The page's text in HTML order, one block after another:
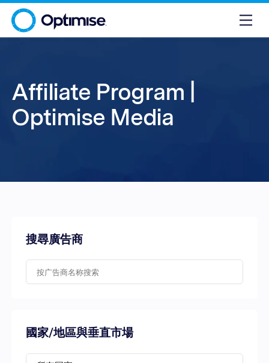
Affiliate Program |
Optimise Media
搜尋廣告商
國家/地區與垂直市場